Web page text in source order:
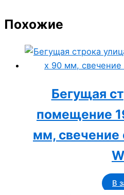
Похожие
Бегущая
помещение
мм, свечение
В